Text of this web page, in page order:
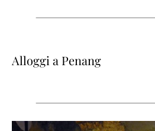
Alloggi a Penang